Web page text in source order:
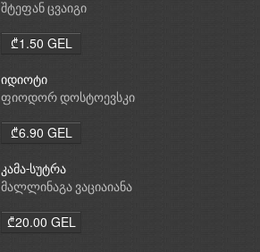
საათი
შტეფან ცვაიგი
₾1.50 GEL
იდიოტი
ფიოდორ დოსტოევსკი
₾6.90 GEL
კამა-სუტრა
მალლინაგა ვაციაიანა
₾20.00 GEL